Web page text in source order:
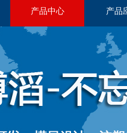
产品中心 产品